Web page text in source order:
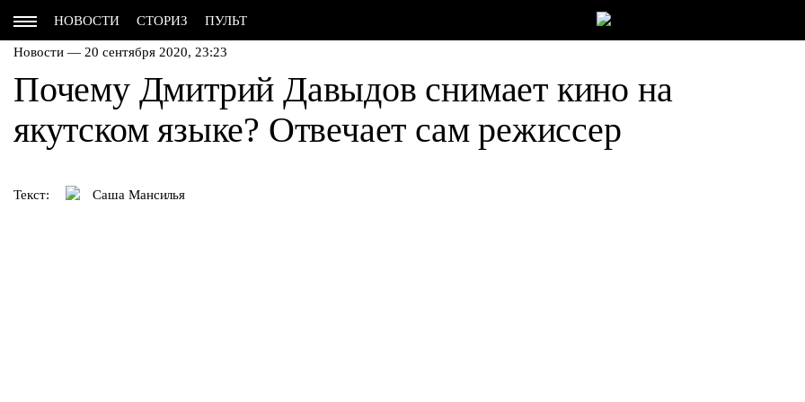
НОВОСТИ СТОРИЗ ПУЛЬТ
Новости — 20 сентября 2020, 23:23
Почему Дмитрий Давыдов снимает кино на
якутском языке? Отвечает сам режиссер
Текст: Саша Мансилья